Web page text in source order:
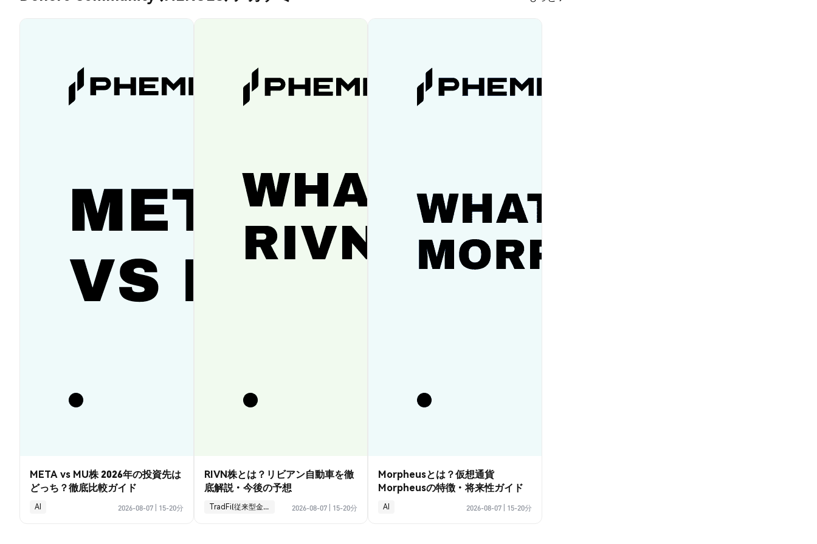
META vs MU株 2026年の投資先は
どっち？徹底比較ガイド
AI 2026-08-07 15-20分
RIVN株とは？リビアン自動車を徹
底解説・今後の予想
TradFi(従来型金融) 2026-08-07 15-20分
Morpheusとは？仮想通貨
Morpheusの特徴・将来性ガイド
AI 2026-08-07 15-20分